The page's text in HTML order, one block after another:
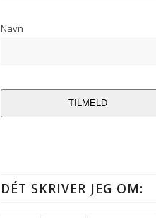
Navn
TILMELD
DÉT SKRIVER JEG OM: